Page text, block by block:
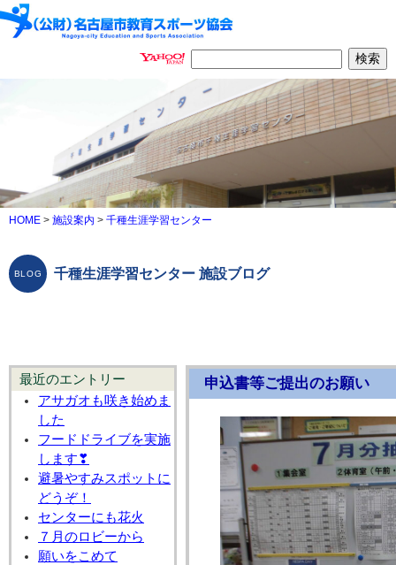
HOME > 施設案内 > 千種生涯学習センター
千種生涯学習センター 施設ブログ
最近のエントリー
アサガオも咲き始めま
した
フードドライブを実施
します❣
避暑やすみスポットに
どうぞ！
センターにも花火
７月のロビーから
願いをこめて
申込書等ご提出のお願い